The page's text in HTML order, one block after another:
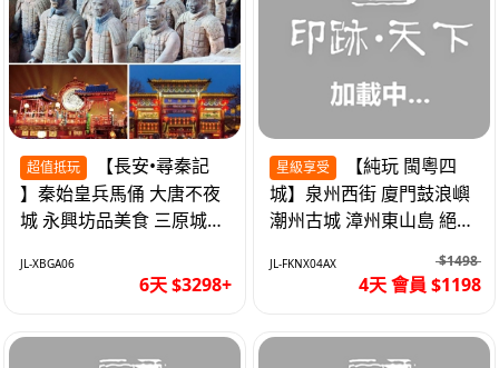
超值抵玩
】秦始皇兵馬俑 大唐不夜
城 永興坊品美食 三原城隍
JL-XBGA06
6天 $3298+
星級享受
城】泉州西街 廈門鼓浪嶼
潮州古城 漳州東山島 絕無
JL-FKNX04AX $1498
4天 會員 $1198